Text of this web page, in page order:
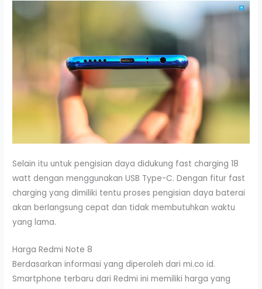
Selain itu untuk pengisian daya didukung fast charging 18
watt dengan menggunakan USB Type-C. Dengan fitur fast
charging yang dimiliki tentu proses pengisian daya baterai
akan berlangsung cepat dan tidak membutuhkan waktu
yang lama.
Harga Redmi Note 8
Berdasarkan informasi yang diperoleh dari mi.co id.
Smartphone terbaru dari Redmi ini memiliki harga yang